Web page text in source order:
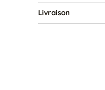
Livraison